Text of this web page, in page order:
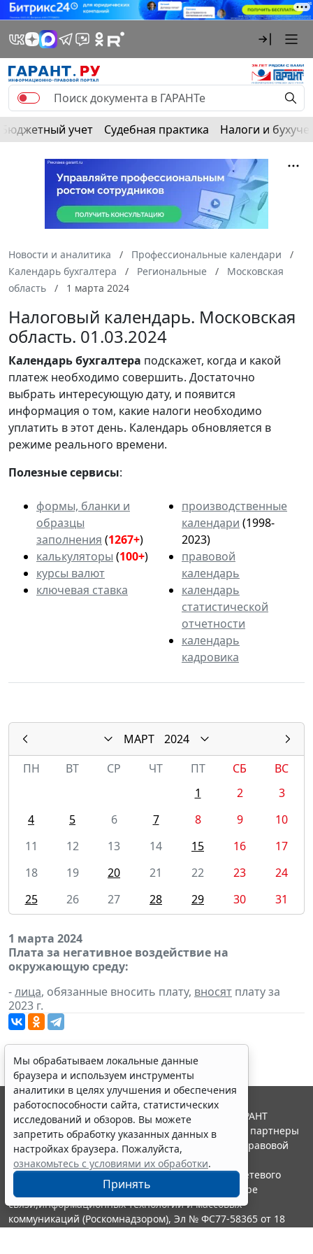
Бюджетный учет Судебная практика Налоги и
Новости и аналитика
Профессиональные календари
Календарь бухгалтера
Региональные
Московская
область
1 марта 2024
Налоговый календарь. Московская
область. 01.03.2024
Календарьбухгалтера подскажет, когда и какой
платеж необходимо совершить. Достаточно
выбрать интересующую дату, и появится
информация о том, какие налоги необходимо
уплатить в этот день. Календарь обновляется в
режиме реального времени.
Полезные сервисы:
формы, бланки и
образцы
заполнения (1267+)
калькуляторы (100+)
курсы валют
ключевая ставка
производственные
календари (1998-
2023)
правовой
календарь
календарь
статистической
отчетности
календарь
кадровика
МАРТ
2024
ПН
ВТ СР ЧТ ПТ СБ
ВС
1
2
3
4
5 6 7 8 9
10
11
12 13 14 15 16
17
18
19 20 21 22 23
24
25
26 27 28 29 30 31
1 марта 2024
Плата за негативное воздействие на
окружающую среду:
-лица, обязанные вносить плату, вносят плату за
2023 г.
Мы обрабатываем локальные данные
браузера и используем инструменты
аналитики в целях улучшения и обеспечения
работоспособности сайта, статистических
исследований и обзоров. Вы можете
запретить обработку указанных данных в
настройках браузера. Пожалуйста,
ознакомьтесь с условиями их обработки.
Принять
© ООО "НПП "ГАРАНТ-СЕРВИС", 2026. Система ГАРАНТ
выпускается с 1990 года. Компания "Гарант" и ее партнеры
являются участниками Российской ассоциации правовой
информации ГАРАНТ.
Портал ГАРАНТ.РУ зарегистрирован в качестве сетевого
издания Федеральной службой по надзору в сфере
связи,информационных технологий и массовых
коммуникаций (Роскомнадзором), Эл № ФС77-58365 от 18